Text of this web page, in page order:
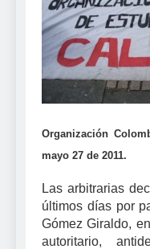
Organización
mayo 27 de 2011.
Las arbitrarias
últimos días por
Gómez Giraldo,
autoritario,